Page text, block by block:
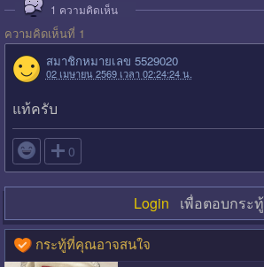
1 ความคิดเห็น
ความคิดเห็นที่ 1
สมาชิกหมายเลข 5529020
02 เมษายน 2569 เวลา 02:24:24 น.
แท้ครับ
 0
Login เพื่อตอบกระทู้
กระทู้ที่คุณอาจสนใจ